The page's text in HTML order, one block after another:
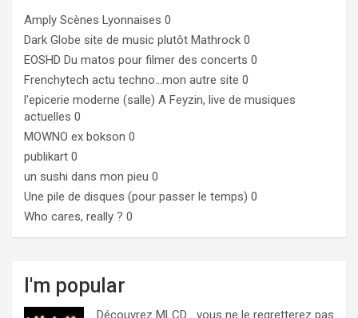
Amply Scènes Lyonnaises 0
Dark Globe site de music plutôt Mathrock 0
EOSHD Du matos pour filmer des concerts 0
Frenchytech actu techno…mon autre site 0
l'epicerie moderne (salle) A Feyzin, live de musiques
actuelles 0
MOWNO ex bokson 0
publikart 0
un sushi dans mon pieu 0
Une pile de disques (pour passer le temps) 0
Who cares, really ? 0
I'm popular
Découvrez MLCD… vous ne le regretterez pas